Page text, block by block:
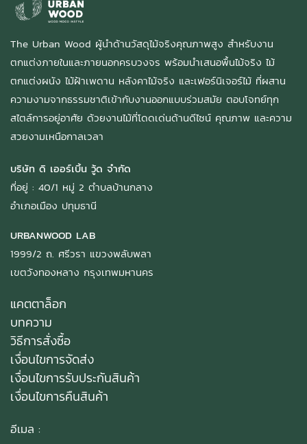
The Urban Wood ผู้นำด้านวัสดุไม้จริงคุณภาพสูง สำหรับงาน
ตกแต่งภายในและภายนอกครบวงจร พร้อมนำเสนอพื้นไม้จริง ไม้
ตกแต่งผนัง ไม้ฝ้าเพดาน หลังคาไม้จริง และเฟอร์นิเจอร์ไม้ ที่ผสาน
ความงามจากธรรมชาติเข้ากับงานออกแบบร่วมสมัย ตอบโจทย์ทุก
สไตล์การอยู่อาศัย ด้วยงานไม้ที่โดดเด่นด้านดีไซน์ คุณภาพ และความ
สวยงามเหนือกาลเวลา
บริษัท ดิ เออร์เบิ้น วู้ด จำกัด
ที่อยู่ : 40/1 หมู่ 2 ตำบลบ้านกลาง
อำเภอเมือง ปทุมธานี
URBANWOOD LAB
1999/2 ถ. ศรีวรา แขวงพลับพลา
เขตวังทองหลาง กรุงเทพมหานคร
แคตตาล็อก
บทความ
วิธีการสั่งซื้อ
เงื่อนไขการจัดส่ง
เงื่อนไขการรับประกันสินค้า
เงื่อนไขการคืนสินค้า
อีเมล :